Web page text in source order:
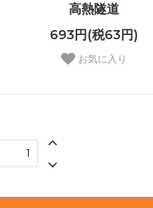
高熱隧道
693円(税63円)
お気に入り